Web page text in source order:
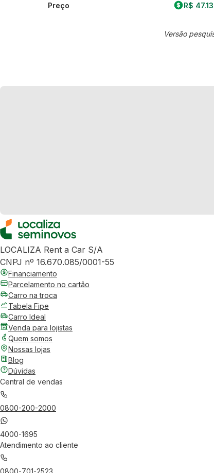
Preço R$
Versão
LOCALIZA Rent a Car S/A
CNPJ nº 16.670.085/0001-55
Financiamento
Parcelamento no cartão
Carro na troca
Tabela Fipe
Carro Ideal
Venda para lojistas
Quem somos
Nossas lojas
Blog
Dúvidas
Central de vendas
0800-200-2000
4000-1695
Atendimento ao cliente
0800-701-2523